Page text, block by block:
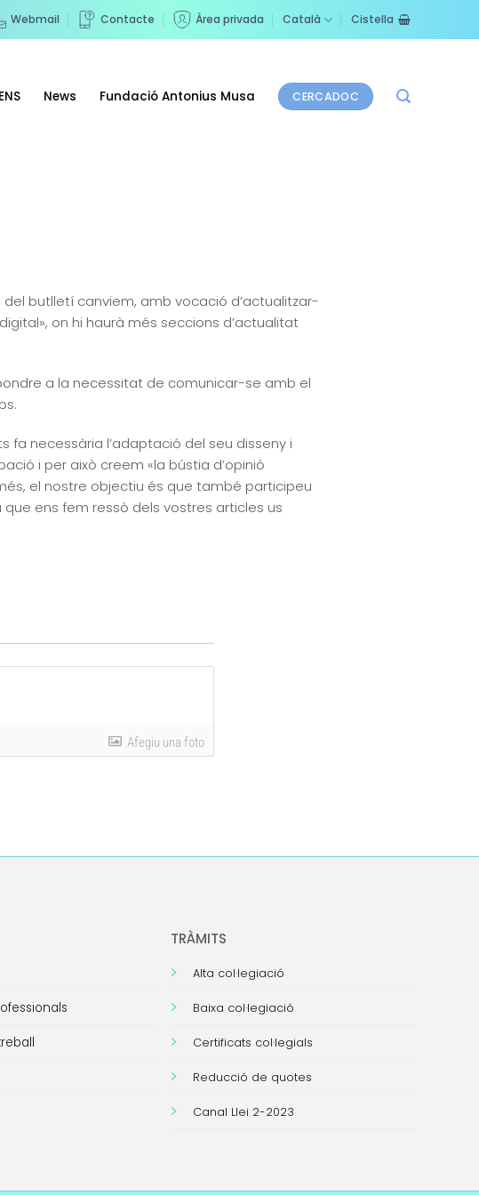
Webmail Contacte Àrea privada Català Cistella
News Fundació Antonius Musa CERCADOC
butlletí canviem, amb vocació d’actualitzar-
on hi haurà més seccions d’actualitat
a la necessitat de comunicar-se amb el
fa necessària l’adaptació del seu disseny i
i per això creem «la bústia d’opinió
el nostre objectiu és que també participeu
ens fem ressò dels vostres articles us
Afegiu una foto
TRÀMITS
Alta col·legiació
Baixa col·legiació
Certificats col·legials
Reducció de quotes
Canal Llei 2-2023